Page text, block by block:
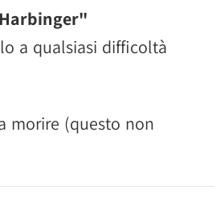
a qualsiasi difficoltà
morire (questo non